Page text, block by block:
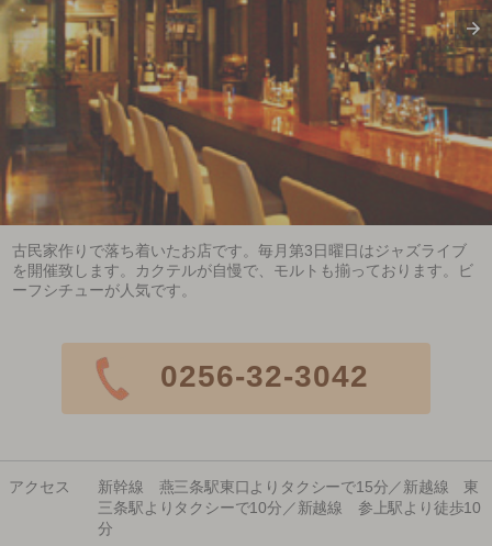
古民家作りで落ち着いたお店です。毎月第3日曜日はジャズライブ
を開催致します。カクテルが自慢で、モルトも揃っております。ビ
ーフシチューが人気です。
0256-32-3042
アクセス
新幹線 燕三条駅東口よりタクシーで15分／新越線 東
三条駅よりタクシーで10分／新越線 参上駅より徒歩10
分